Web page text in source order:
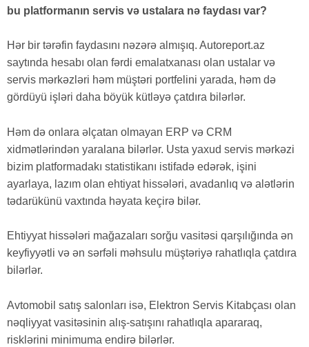
bu platformanın servis və ustalara nə faydası var?
Hər bir tərəfin faydasını nəzərə almışıq. Autoreport.az
saytında hesabı olan fərdi emalatxanası olan ustalar və
servis mərkəzləri həm müştəri portfelini yarada, həm də
gördüyü işləri daha böyük kütləyə çatdıra bilərlər.
Həm də onlara əlçatan olmayan ERP və CRM
xidmətlərindən yaralana bilərlər. Usta yaxud servis mərkəzi
bizim platformadakı statistikanı istifadə edərək, işini
ayarlaya, lazım olan ehtiyat hissələri, avadanlıq və alətlərin
tədarükünü vaxtında həyata keçirə bilər.
Ehtiyyat hissələri mağazaları sorğu vasitəsi qarşılığında ən
keyfiyyətli və ən sərfəli məhsulu müştəriyə rahatlıqla çatdıra
bilərlər.
Avtomobil satış salonları isə, Elektron Servis Kitabçası olan
nəqliyyat vasitəsinin alış-satışını rahatlıqla apararaq,
risklərini minimuma endirə bilərlər.